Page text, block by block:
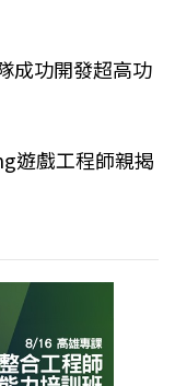
成功開發超高功
遊戲工程師親揭